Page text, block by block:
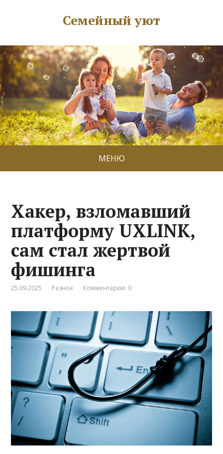
Семейный уют
МЕНЮ
Хакер, взломавший
платформу UXLINK,
сам стал жертвой
фишинга
25.09.2025 Разное Комментарии: 0